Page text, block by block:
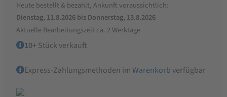
90
g
Menge
Heute bestellt & bezahlt, Ankunft voraussichtlich:
Dienstag, 11.8.2026 bis Donnerstag, 13.8.2026
Aktuelle Bearbeitungszeit ca. 2 Werktage
10+Stück verkauft
Express-Zahlungsmethoden imWarenkorb verfügbar